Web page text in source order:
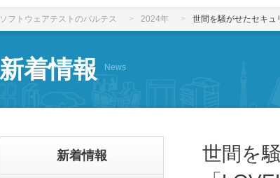
ソフトウェアテストのバルテス 2024年 世間を騒がせたセキュ
新着情報 News
世間を
新着情報